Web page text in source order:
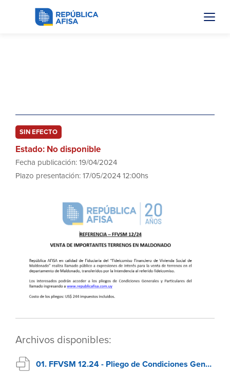
SIN EFECTO
Estado: No disponible
Fecha publicación: 19/04/2024
Plazo presentación: 17/05/2024 12:00hs
Archivos disponibles:
01. FFVSM 12.24 - Pliego de Condiciones Generales